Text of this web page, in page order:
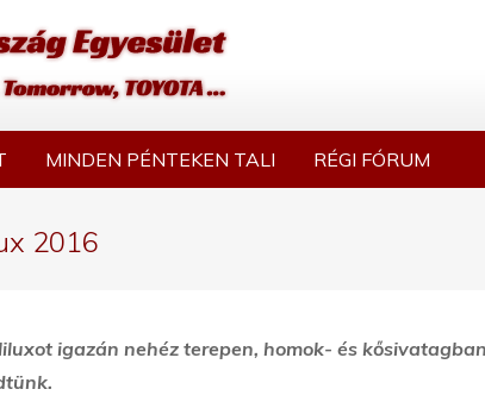
MINDEN PÉNTEKEN TALI RÉGI FÓRUM
2016
igazán nehéz terepen, homok- és